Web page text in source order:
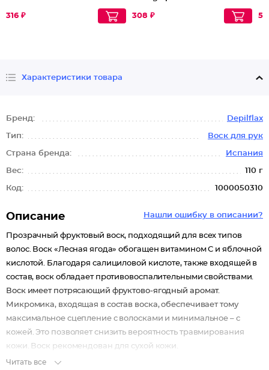
316 ₽ 308 ₽
Характеристики товара
Бренд: Depilflax
Тип: Воск для рук
Страна бренда: Испания
Вес: 110 г
Код: 1000050310
Нашли ошибку в описании?
Описание
Прозрачный фруктовый воск, подходящий для всех типов
волос. Воск «Лесная ягода» обогащен витамином С и яблочной
кислотой. Благодаря салициловой кислоте, также входящей в
состав, воск обладает противовоспалительными свойствами.
Воск имеет потрясающий фруктово-ягодный аромат.
Микромика, входящая в состав воска, обеспечивает тому
максимальное сцепление с волосками и минимальное – с
кожей. Это позволяет снизить вероятность травмирования
кожи. Воск рекомендован для сухой кожи.
Читать все